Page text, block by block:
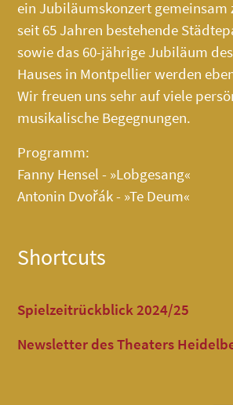
ein Jubiläumskonzert gemeinsam
seit 65 Jahren bestehende
sowie das 60-jährige Jubiläum des
Hauses in Montpellier werden
Wir freuen uns sehr auf viele
musikalische Begegnungen.
Programm:
Fanny Hensel - »Lobgesang«
Antonin Dvořák - »Te Deum«
Shortcuts
Spielzeitrückblick 2024/25
Newsletter des Theaters